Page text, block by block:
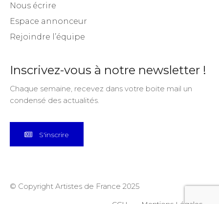
Nous écrire
Espace annonceur
Rejoindre l’équipe
Inscrivez-vous à notre newsletter !
Chaque semaine, recevez dans votre boite mail un
condensé des actualités.
S'inscrire
© Copyright Artistes de France 2025